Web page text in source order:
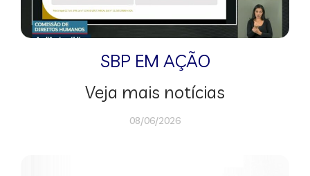
SBP EM AÇÃO
Veja mais notícias
08/06/2026